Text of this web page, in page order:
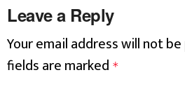
Leave a Reply
Your email address will not
fields are marked *